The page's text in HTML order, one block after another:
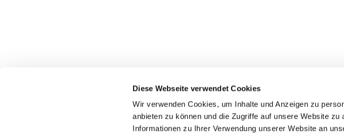
Diese Webseite verwendet Cookies
Wir verwenden Cookies, um Inhalte und Anzeigen zu
anbieten zu können und die Zugriffe auf unsere Website zu
Informationen zu Ihrer Verwendung unserer Website an
Zur Heiligen Dreifaltigkeit